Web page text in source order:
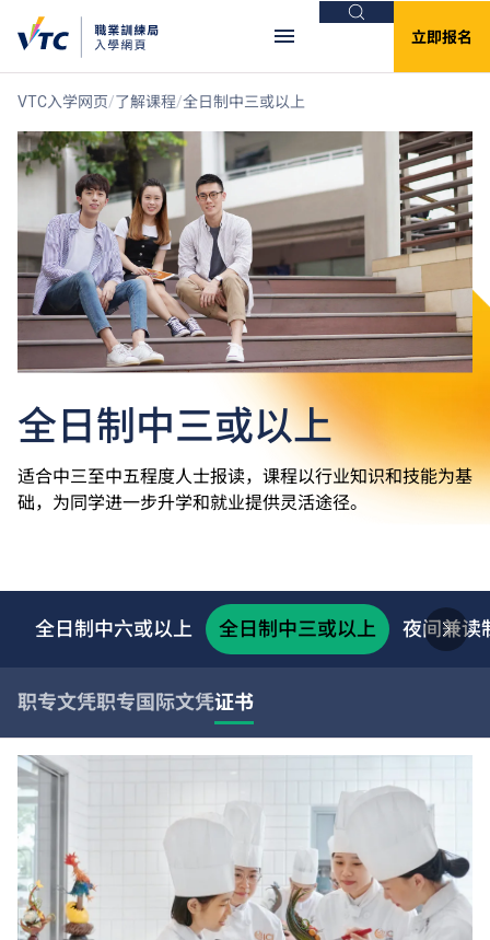
搜索
立即报名
VTC入学网页 了解课程 全日制中三或以上
全日制中三或以上
适合中三至中五程度人士报读，课程以行业知识和技能为基
础，为同学进一步升学和就业提供灵活途径。
全日制中六或以上 全日制中三或以上 夜间兼读
职专文凭职专国际文凭证书